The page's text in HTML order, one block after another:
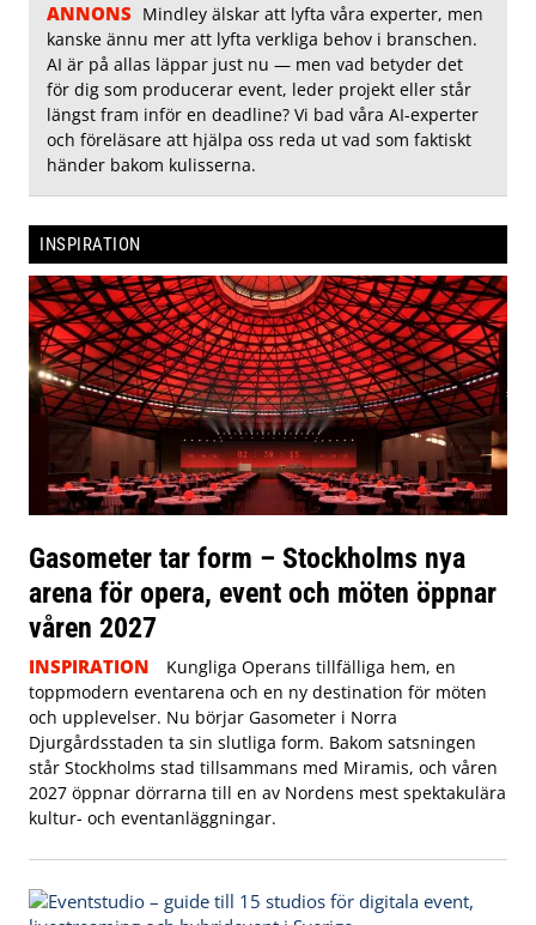
ANNONS Mindley älskar att lyfta våra experter, men
kanske ännu mer att lyfta verkliga behov i branschen.
AI är på allas läppar just nu — men vad betyder det
för dig som producerar event, leder projekt eller står
längst fram inför en deadline? Vi bad våra AI-experter
och föreläsare att hjälpa oss reda ut vad som faktiskt
händer bakom kulisserna.
INSPIRATION
Gasometer tar form – Stockholms nya
arena för opera, event och möten öppnar
våren 2027
INSPIRATION
Kungliga Operans tillfälliga hem, en
toppmodern eventarena och en ny destination för möten
och upplevelser. Nu börjar Gasometer i Norra
Djurgårdsstaden ta sin slutliga form. Bakom satsningen
står Stockholms stad tillsammans med Miramis, och våren
2027 öppnar dörrarna till en av Nordens mest spektakulära
kultur- och eventanläggningar.